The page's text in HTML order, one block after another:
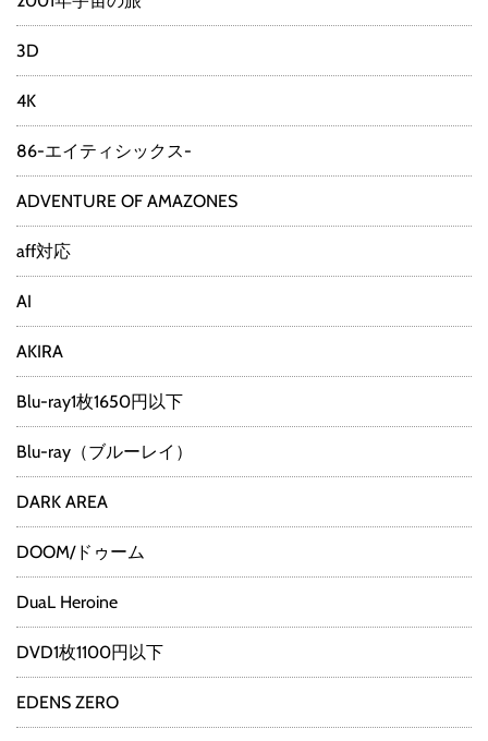
3D
4K
86-エイティシックス-
ADVENTURE OF AMAZONES
aff対応
AI
AKIRA
Blu-ray1枚1650円以下
Blu-ray（ブルーレイ）
DARK AREA
DOOM/ドゥーム
DuaL Heroine
DVD1枚1100円以下
EDENS ZERO